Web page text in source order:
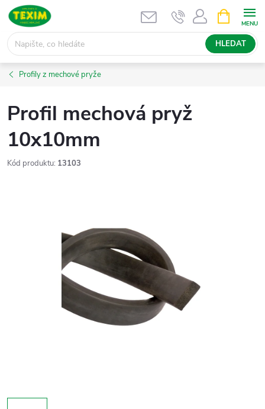
Přejít
obsah
HLEDAT
NÁKUPNÍ
KOŠÍK
Profily z mechové pryže
Profil mechová pryž
10x10mm
Kód produktu: 13103